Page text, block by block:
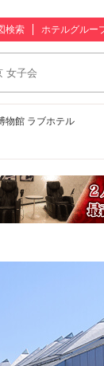
検索 ホテルグルー
物館 ラブホテル